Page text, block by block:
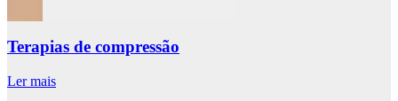
Terapias de compressão
Ler mais